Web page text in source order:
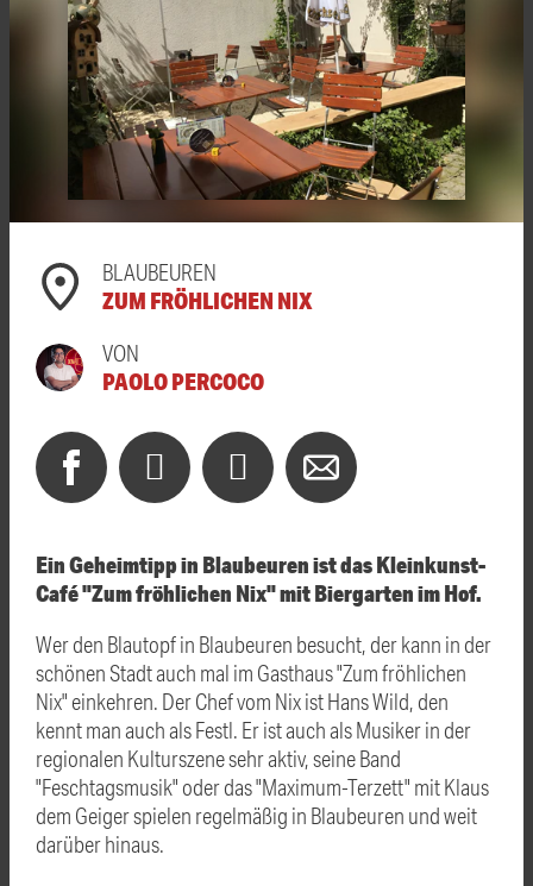
BLAUBEUREN
ZUM FRÖHLICHEN NIX
VON
PAOLO PERCOCO
Ein Geheimtipp in Blaubeuren ist das Kleinkunst-
Café "Zum fröhlichen Nix" mit Biergarten im Hof.
Wer den Blautopf in Blaubeuren besucht, der kann in der
schönen Stadt auch mal im Gasthaus "Zum fröhlichen
Nix" einkehren. Der Chef vom Nix ist Hans Wild, den
kennt man auch als Festl. Er ist auch als Musiker in der
regionalen Kulturszene sehr aktiv, seine Band
"Feschtagsmusik" oder das "Maximum-Terzett" mit Klaus
dem Geiger spielen regelmäßig in Blaubeuren und weit
darüber hinaus.